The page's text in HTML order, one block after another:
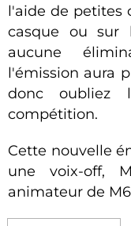
l'aide de petites
casque ou sur
aucune
l'émission aura
donc oubliez
compétition.
Cette nouvelle
une voix-off,
animateur de